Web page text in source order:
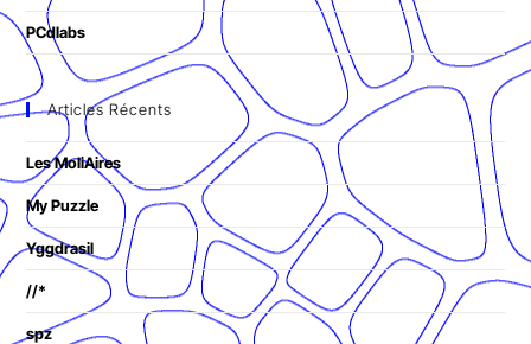
PCdlabs
Articles Récents
Les MoliAires
My Puzzle
Yggdrasil
//*
spz